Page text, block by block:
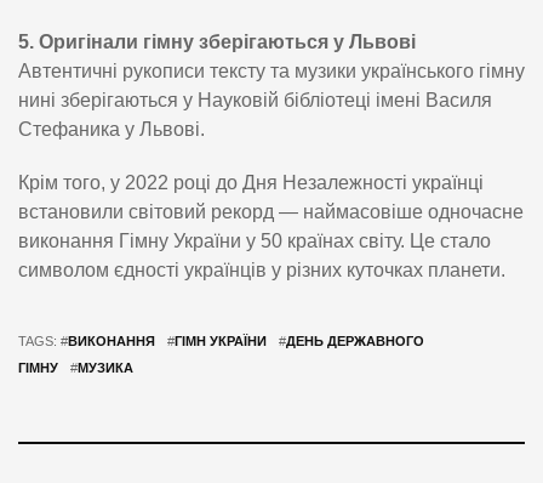
5. Оригінали гімну зберігаються у Львові
Автентичні рукописи тексту та музики українського гімну
нині зберігаються у Науковій бібліотеці імені Василя
Стефаника у Львові.
Крім того, у 2022 році до Дня Незалежності українці
встановили світовий рекорд — наймасовіше одночасне
виконання Гімну України у 50 країнах світу. Це стало
символом єдності українців у різних куточках планети.
TAGS: #ВИКОНАННЯ #ГІМН УКРАЇНИ #ДЕНЬ ДЕРЖАВНОГО
ГІМНУ
#МУЗИКА